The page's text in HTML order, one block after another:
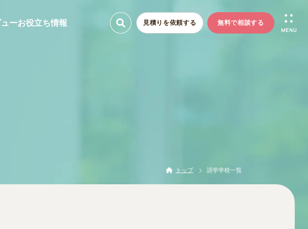
ーお役立ち情報 見積りを依頼する 無料で相談する
トップ 語学学校一覧